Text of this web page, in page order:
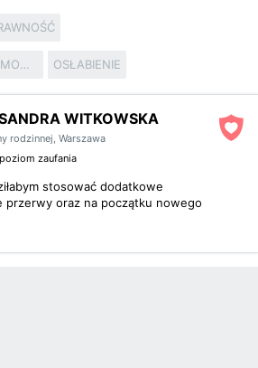
ANTYKONCEPCJA HORMONALNA OSŁABIENIE
WITKOWSKA
rodzinnej, Warszawa
poziom zaufania
stosować dodatkowe
przerwy oraz na początku nowego